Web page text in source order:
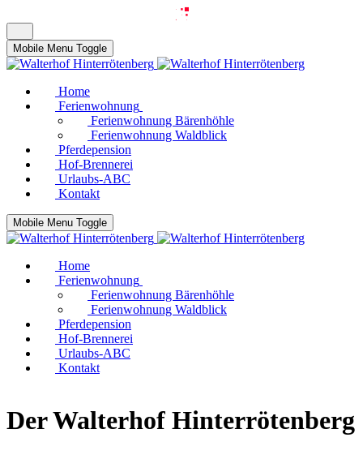
Mobile Menu Toggle
Home
Ferienwohnung
Ferienwohnung Bärenhöhle
Ferienwohnung Waldblick
Pferdepension
Hof-Brennerei
Urlaubs-ABC
Kontakt
Mobile Menu Toggle
Home
Ferienwohnung
Ferienwohnung Bärenhöhle
Ferienwohnung Waldblick
Pferdepension
Hof-Brennerei
Urlaubs-ABC
Kontakt
Der Walterhof Hinterrötenberg